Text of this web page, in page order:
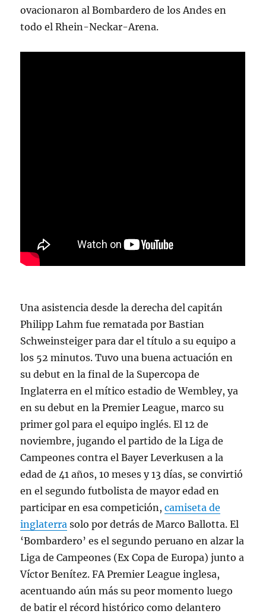
ovacionaron al Bombardero de los Andes en
todo el Rhein-Neckar-Arena.
Una asistencia desde la derecha del capitán
Philipp Lahm fue rematada por Bastian
Schweinsteiger para dar el título a su equipo a
los 52 minutos. Tuvo una buena actuación en
su debut en la final de la Supercopa de
Inglaterra en el mítico estadio de Wembley, ya
en su debut en la Premier League, marco su
primer gol para el equipo inglés. El 12 de
noviembre, jugando el partido de la Liga de
Campeones contra el Bayer Leverkusen a la
edad de 41 años, 10 meses y 13 días, se convirtió
en el segundo futbolista de mayor edad en
participar en esa competición,camiseta de
inglaterra solo por detrás de Marco Ballotta. El
‘Bombardero’ es el segundo peruano en alzar la
Liga de Campeones (Ex Copa de Europa) junto a
Víctor Benítez. FA Premier League inglesa,
acentuando aún más su peor momento luego
de batir el récord histórico como delantero